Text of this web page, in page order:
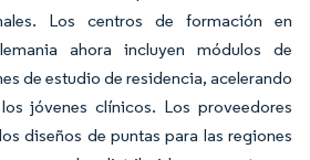
Los centros de formación en
ahora incluyen módulos de
de estudio de residencia, acelerando
jóvenes clínicos. Los proveedores
diseños de puntas para las regiones